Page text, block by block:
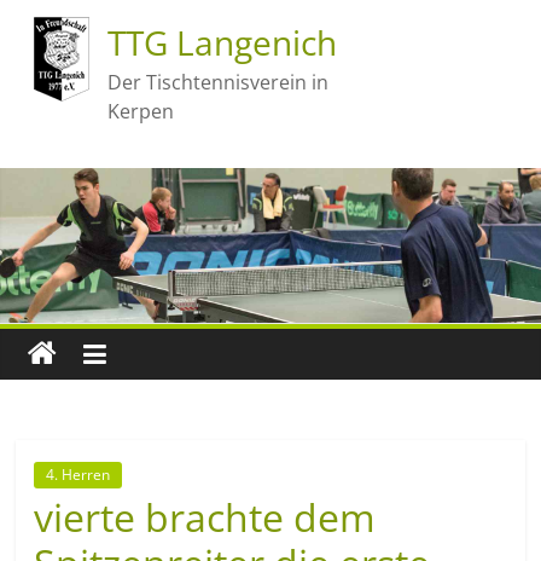
TTG Langenich
Der Tischtennisverein in
Kerpen
4. Herren
vierte brachte dem